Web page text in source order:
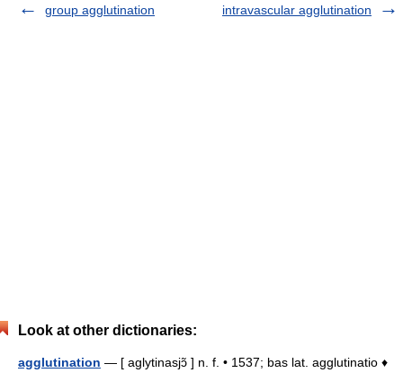
group agglutination
intravascular agglutination
Look at other dictionaries:
agglutination — [ aglytinasjɔ̃ ] n. f. • 1537; bas lat. agglutinatio ♦